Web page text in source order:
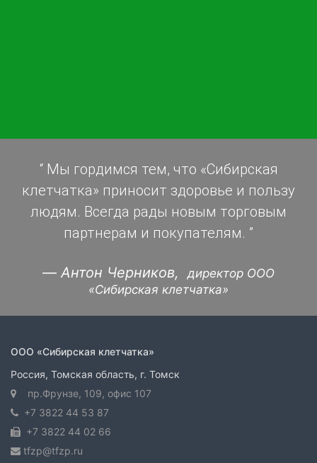
“Мы гордимся тем, что «Сибирская
клетчатка» приносит здоровье и пользу
людям. Всегда рады новым торговым
партнерам и покупателям. ”
— Антон Черников, директор ООО
«Сибирская клетчатка»
ООО «Сибирская клетчатка»
Россия, Томская область, г. Томск
пр.Фрунзе, 109, офис 107
+7 3822 44 53 87
+7 3822 44 02 66
tfzp@tfzp.ru